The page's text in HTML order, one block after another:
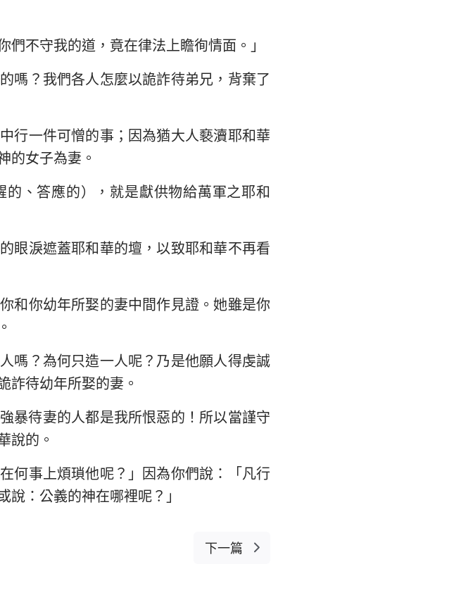
們不守我的道，竟在律法上瞻徇情面。」
嗎？我們各人怎麼以詭詐待弟兄，背棄了
行一件可憎的事；因為猶大人褻瀆耶和華
的女子為妻。
、答應的），就是獻供物給萬軍之耶和
眼淚遮蓋耶和華的壇，以致耶和華不再看
和你幼年所娶的妻中間作見證。她雖是你
嗎？為何只造一人呢？乃是他願人得虔誠
詐待幼年所娶的妻。
待妻的人都是我所恨惡的！所以當謹守
說的。
何事上煩瑣他呢？」因為你們說：「凡行
：公義的神在哪裡呢？」
下一篇